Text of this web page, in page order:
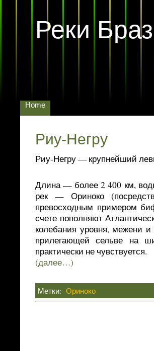
Реки
Home
Риу-Негру
Риу-Негру — крупнейший
Длина — более 2 400 км,
рек — Ориноко
превосходным примером
счете пополняют
колебания уровня, межени и
прилегающей сельве на
практически не чувствуется.
(далее…)
Метки: Ориноко